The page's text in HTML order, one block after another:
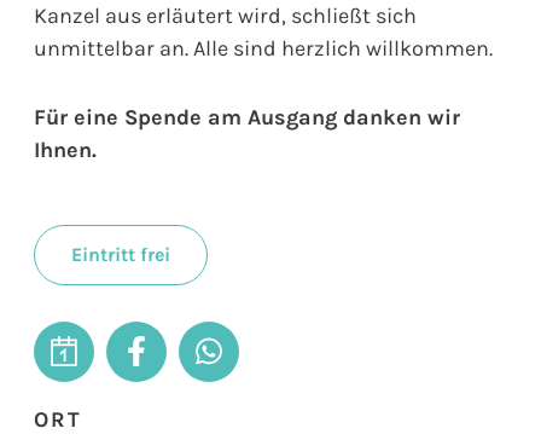
Kanzel aus erläutert wird, schließt sich
unmittelbar an. Alle sind herzlich willkommen.
Für eine Spende am Ausgang danken wir
Ihnen.
Eintritt frei
ORT